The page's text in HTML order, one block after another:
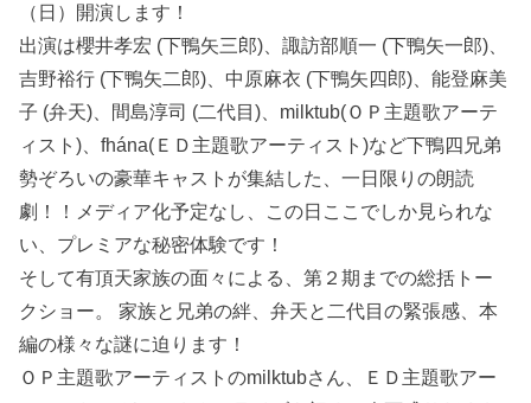
（日）開演します！
出演は櫻井孝宏 (下鴨矢三郎)、諏訪部順一 (下鴨矢一郎)、
吉野裕行 (下鴨矢二郎)、中原麻衣 (下鴨矢四郎)、能登麻美
子 (弁天)、間島淳司 (二代目)、milktub(ＯＰ主題歌アーテ
ィスト)、fhána(ＥＤ主題歌アーティスト)など下鴨四兄弟
勢ぞろいの豪華キャストが集結した、一日限りの朗読
劇！！メディア化予定なし、この日ここでしか見られな
い、プレミアな秘密体験です！
そして有頂天家族の面々による、第２期までの総括トー
クショー。 家族と兄弟の絆、弁天と二代目の緊張感、本
編の様々な謎に迫ります！
ＯＰ主題歌アーティストのmilktubさん、ＥＤ主題歌アー